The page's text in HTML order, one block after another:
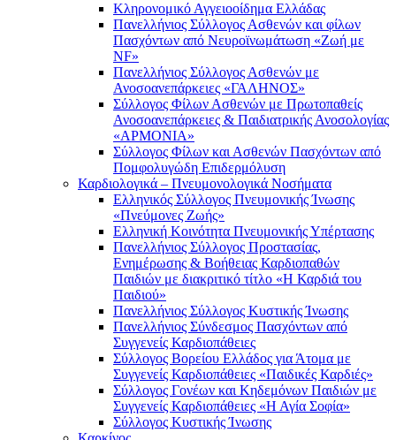
Κληρονομικό Αγγειοοίδημα Ελλάδας
Πανελλήνιος Σύλλογος Ασθενών και φίλων
Πασχόντων από Νευροϊνωμάτωση «Ζωή με
NF»
Πανελλήνιος Σύλλογος Ασθενών με
Ανοσοανεπάρκειες «ΓΑΛΗΝΟΣ»
Σύλλογος Φίλων Ασθενών με Πρωτοπαθείς
Ανοσοανεπάρκειες & Παιδιατρικής Ανοσολογίας
«ΑΡΜΟΝΙΑ»
Σύλλογος Φίλων και Ασθενών Πασχόντων από
Πομφολυγώδη Επιδερμόλυση
Καρδιολογικά – Πνευμονολογικά Νοσήματα
Ελληνικός Σύλλογος Πνευμονικής Ίνωσης
«Πνεύμονες Ζωής»
Ελληνική Κοινότητα Πνευμονικής Υπέρτασης
Πανελλήνιος Σύλλογος Προστασίας,
Ενημέρωσης & Βοήθειας Καρδιοπαθών
Παιδιών με διακριτικό τίτλο «Η Καρδιά του
Παιδιού»
Πανελλήνιος Σύλλογος Κυστικής Ίνωσης
Πανελλήνιος Σύνδεσμος Πασχόντων από
Συγγενείς Καρδιοπάθειες
Σύλλογος Βορείου Ελλάδος για Άτομα με
Συγγενείς Καρδιοπάθειες «Παιδικές Καρδιές»
Σύλλογος Γονέων και Κηδεμόνων Παιδιών με
Συγγενείς Καρδιοπάθειες «Η Αγία Σοφία»
Σύλλογος Κυστικής Ίνωσης